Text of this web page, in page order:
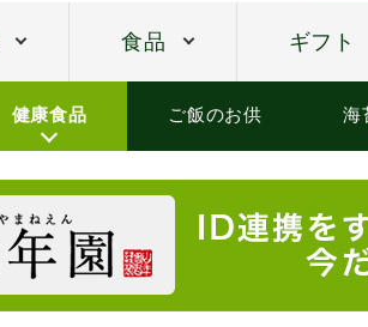
食品 ギフト
健康食品 ご飯のお供 海